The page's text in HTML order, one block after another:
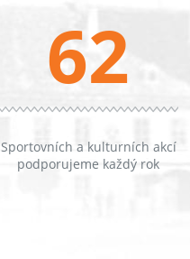
62
Sportovních a kulturních akcí
podporujeme každý rok